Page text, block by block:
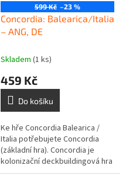
599 Kč –23 %
Concordia: Balearica/Italia
– ANG, DE
Skladem (1 ks)
459 Kč
Do košíku
Ke hře Concordia Balearica /
Italia potřebujete Concordia
(základní hra). Concordia je
kolonizační deckbuildingová hra
z období Římské říše. Hráči